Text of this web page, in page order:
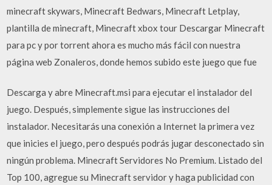
minecraft skywars, Minecraft Bedwars, Minecraft Letplay,
plantilla de minecraft, Minecraft xbox tour Descargar Minecraft
para pc y por torrent ahora es mucho más fácil con nuestra
página web Zonaleros, donde hemos subido este juego que fue
Descarga y abre Minecraft.msi para ejecutar el instalador del
juego. Después, simplemente sigue las instrucciones del
instalador. Necesitarás una conexión a Internet la primera vez
que inicies el juego, pero después podrás jugar desconectado sin
ningún problema. Minecraft Servidores No Premium. Listado del
Top 100, agregue su Minecraft servidor y haga publicidad con